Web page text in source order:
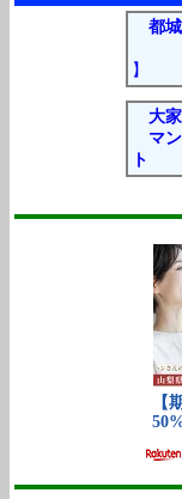
都
】
大
マ
ト